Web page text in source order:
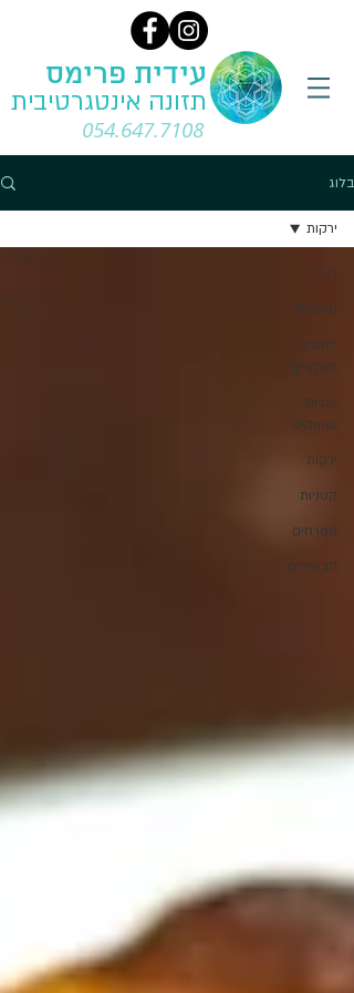
עידית פרימס
תזונה אינטגרטיבית
054.647.7108
בלוג
הכל
מאמרים
לחמים
וקרקרים
עוגיות
ומתוקים
ירקות
קטניות
ממרחים
תבשילים
ירקות